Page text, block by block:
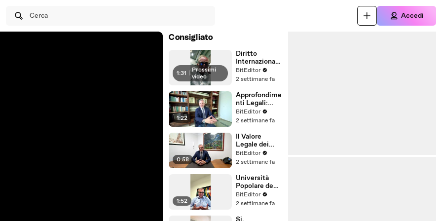
Cerca Accedi
Consigliato
1:31
Prossimi
video
Diritto
Internazionale
: Università
Popolare degli
Milano
BitEditor
2 settimane fa
1:22
Approfondime
nti Legali:
Università
Popolare degli
Milano
BitEditor
2 settimane fa
0:58
Il Valore
Legale dei
Titoli
dell'Universit
degli Studi di
Milano
BitEditor
2 settimane fa
1:52
Università
Popolare degli
Studi di
Milano:
nto Titoli
BitEditor
2 settimane fa